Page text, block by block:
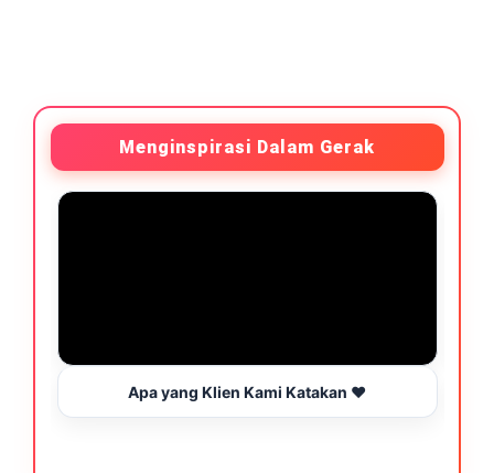
Menginspirasi Dalam Gerak
Apa yang Klien Kami Katakan ❤️